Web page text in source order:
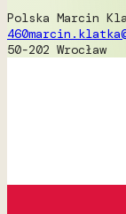
Polska Marcin
460
50-202 Wrocław